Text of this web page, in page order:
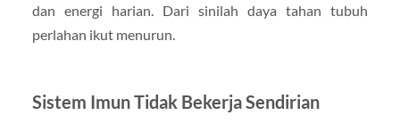
dan energi harian. Dari sinilah daya tahan tubuh
perlahan ikut menurun.
Sistem Imun Tidak Bekerja Sendirian